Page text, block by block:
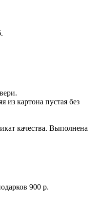
из картона пустая без
качества. Выполнена
900 р.